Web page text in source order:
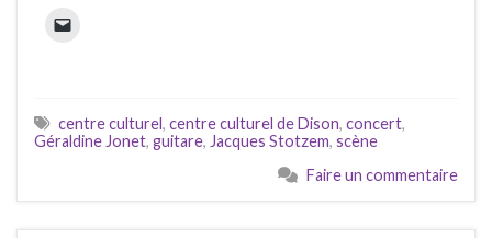
centre culturel, centre culturel de Dison, concert,
Géraldine Jonet, guitare, Jacques Stotzem, scène
Faire un commentaire